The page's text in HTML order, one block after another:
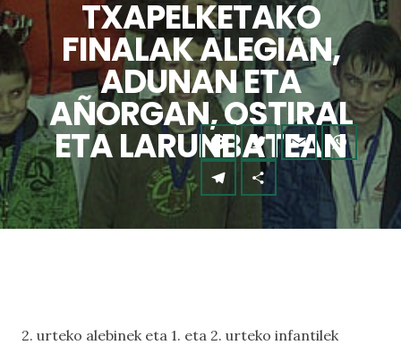
TXAPELKETAKO
FINALAK ALEGIAN,
ADUNAN ETA
AÑORGAN, OSTIRAL
ETA LARUNBATEAN
2. urteko alebinek eta 1. eta 2. urteko infantilek